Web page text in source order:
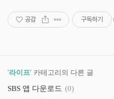
공감 구독하기
'라이프' 카테고리의 다른 글
SBS 앱 다운로드 (0)